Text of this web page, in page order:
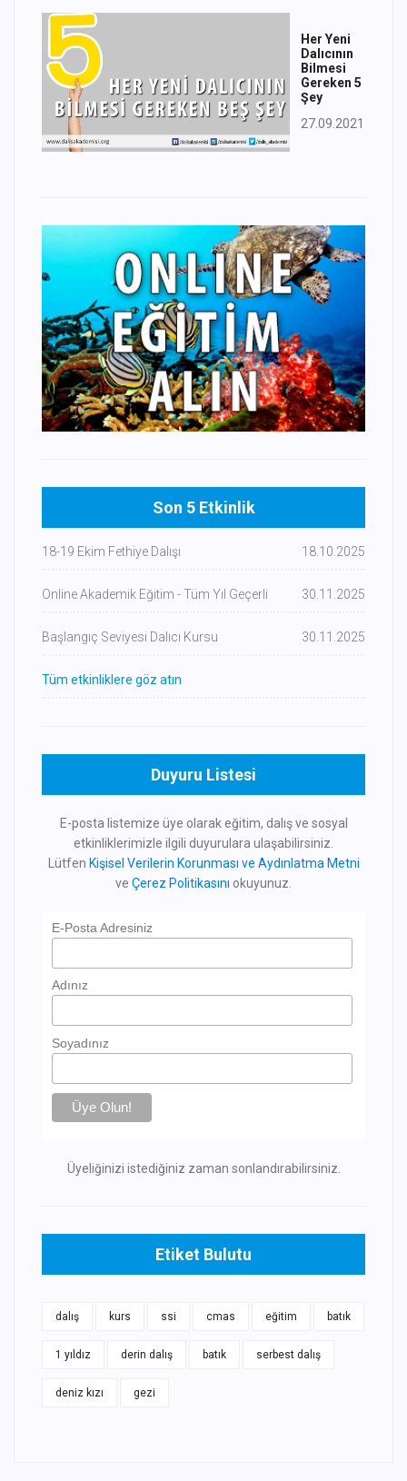
Her Yeni
Dalıcının
Bilmesi
Gereken 5
Şey
27.09.2021
Son 5 Etkinlik
18-19 Ekim Fethiye Dalışı 18.10.2025
Online Akademik Eğitim - Tüm Yıl Geçerli 30.11.2025
Başlangıç Seviyesi Dalıcı Kursu 30.11.2025
Tüm etkinliklere göz atın
Duyuru Listesi
E-posta listemize üye olarak eğitim, dalış ve sosyal
etkinliklerimizle ilgili duyurulara ulaşabilirsiniz.
Lütfen Kişisel Verilerin Korunması ve Aydınlatma Metni
ve Çerez Politikasını okuyunuz.
E-Posta Adresiniz
Adınız
Soyadınız
Üyeliğinizi istediğiniz zaman sonlandırabilirsiniz.
Etiket Bulutu
dalış kurs ssi cmas eğitim batık
1 yıldız derin dalış batık serbest dalış
deniz kızı gezi